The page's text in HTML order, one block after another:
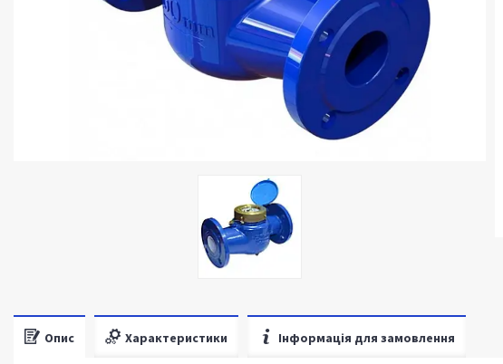
Опис Характеристики Інформація для замовлення